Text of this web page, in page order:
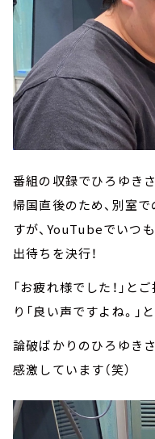
番組の収録でひろゆき
帰国直後のため、別室
すが、YouTubeでいつ
出待ちを決行！
「お疲れ様でした！」と
り「良い声ですよね。」
論破ばかりのひろゆき
感激しています（笑）